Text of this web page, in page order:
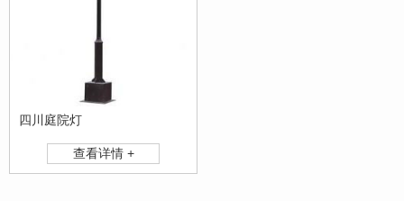
四川庭院灯
查看详情 +